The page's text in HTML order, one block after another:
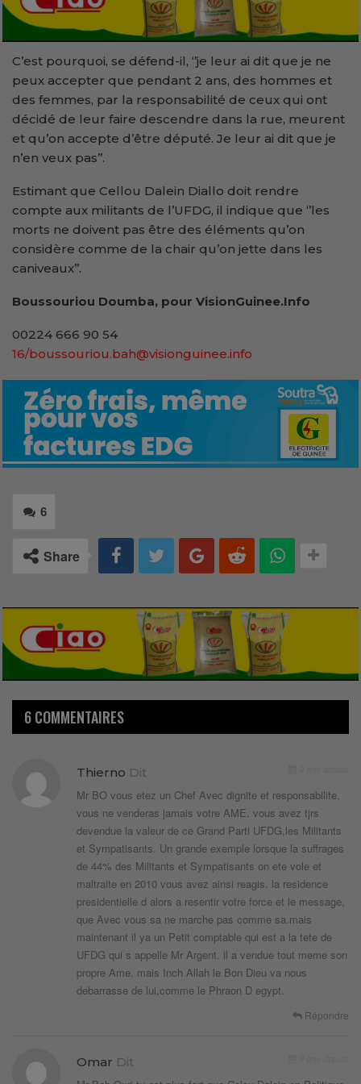
C’est pourquoi, se défend-il, ‘’je leur ai dit que je ne
peux accepter que pendant 2 ans, des hommes et
des femmes, par la responsabilité de ceux qui ont
décidé de leur faire descendre dans la rue, meurent
et qu’on accepte d’être député. Je leur ai dit que je
n’en veux pas’’.
Estimant que Cellou Dalein Diallo doit rendre
compte aux militants de l’UFDG, il indique que ‘’les
morts ne doivent pas être des éléments qu’on
considère comme de la chair qu’on jette dans les
caniveaux’’.
Boussouriou Doumba, pour VisionGuinee.Info
00224 666 90 54
16/boussouriou.bah@visionguinee.info
6
Share
6 COMMENTAIRES
Thierno Dit
Mr BO vous etez un Chef Avec dignite et responsabilite,
vous ne venderas jamais votre AME. vous avez tjrs
devendue la valeur de ce Grand Parti UFDG,les Militants
et Sympatisants. Un grande exemple lorsque la suffrages
de 44% des Militants et Sympatisants on ete vole et
maltraite en 2010 vous avez ainsi reagis. la residence
presidentielle d alors a resentir votre force et le message,
que Avec vous sa ne marche pas comme sa.mais
maintenant il ya un Petit comptable qui est a la tete de
UFDG qui s appelle Mr Argent. il a vendue tout meme son
propre Ame. mais Inch Allah le Bon Dieu va nous
debarrasse de lui,comme le Phraon D egypt.
Répondre
Omar Dit